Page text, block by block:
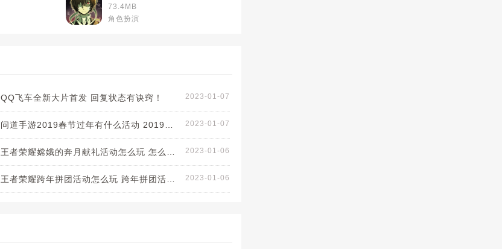
73.4MB
角色扮演
QQ飞车全新大片首发 回复状态有诀窍！ 2023-01-07
2023-01-07
2023-01-06
2023-01-06